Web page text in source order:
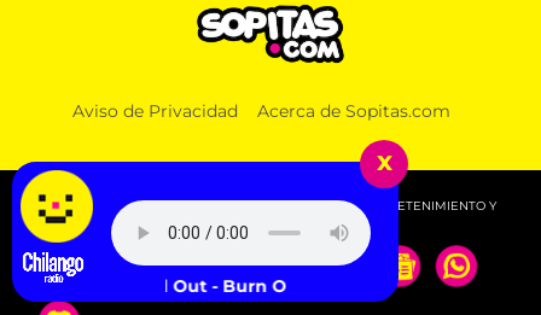
Aviso de Privacidad Acerca de Sopitas.com
© 2026 SOPITAS.COM - MÚSICA, NOTICIAS, DEPORTES, ENTRETENIMIENTO Y
MÁS!.
x
Washed Out - Burn Out Blues